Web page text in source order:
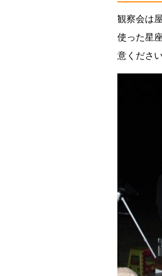
観察会は
使った星
意ください